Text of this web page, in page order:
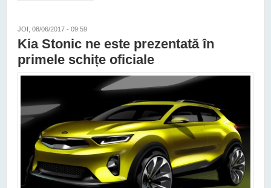
JOI, 08/06/2017 - 09:59
Kia Stonic ne este prezentată în
primele schițe oficiale